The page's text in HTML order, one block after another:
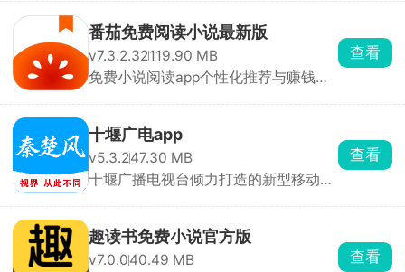
番茄免费阅读小说最新版
v7.3.2.32119.90 MB
免费小说阅读app个性化推荐与赚钱功
查看
十堰广电app
v5.3.247.30 MB
十堰广播电视台倾力打造的新型移动互
查看
趣读书免费小说官方版
v7.0.040.49 MB
查看